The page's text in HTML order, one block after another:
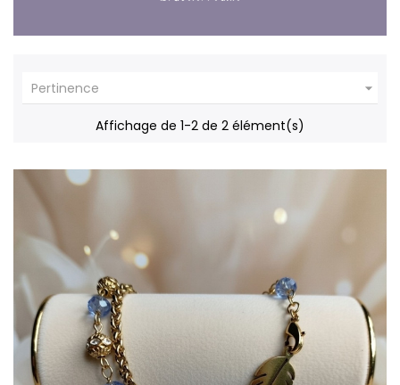
Pertinence 
Affichage de 1-2 de 2 élément(s)